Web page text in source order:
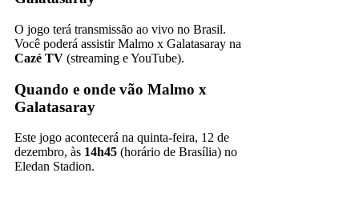
O jogo terá transmissão ao vivo no Brasil.
Você poderá assistir Malmo x Galatasaray na
Cazé TV (streaming e YouTube).
Quando e onde vão Malmo x
Galatasaray
Este jogo acontecerá na quinta-feira, 12 de
dezembro, às 14h45 (horário de Brasília) no
Eledan Stadion.